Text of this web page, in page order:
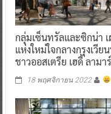
กลุ่มเซ็นทรัลและซิกน่า
แห่งใหม่ใจกลางกรุงเวี
ชาวออสเตรีย เฮดี้ ลามาร์
18 พฤศจิกายน 2022